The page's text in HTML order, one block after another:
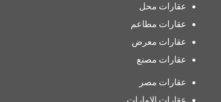
عقارات محل
عقارات مطاعم
عقارات معرض
عقارات مصنع
عقارات مصر
عقارات الإمارات